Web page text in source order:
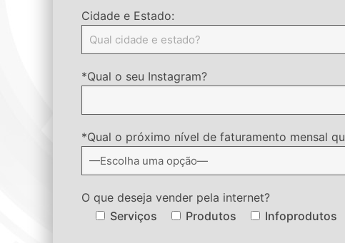
Cidade e Estado:
*Qual o seu Instagram?
*Qual o próximo nível de faturamento mensal
O que deseja vender pela internet?
Serviços
Produtos Infoprodutos